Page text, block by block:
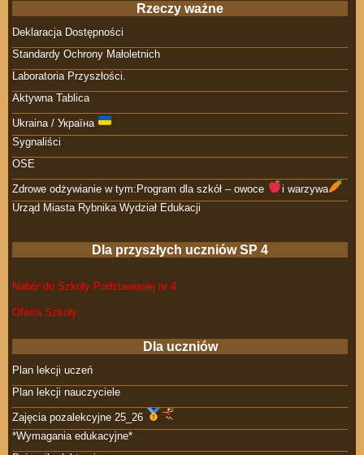
Rzeczy ważne
Deklaracja Dostępności
Standardy Ochrony Małoletnich
Laboratoria Przyszłości.
Aktywna Tablica
Ukraina / Україна
Sygnaliści
OSE
Zdrowe odżywianie w tym:Program dla szkół – owoce
i warzywa
Urząd Miasta Rybnika Wydział Edukacji
Dla przyszłych uczniów SP 4
Nabór do Szkoły Podstawowej nr 4
Oferta Szkoły
Dla uczniów
Plan lekcji uczeń
Plan lekcji nauczyciele
Zajęcia pozalekcyjne 25_26
*Wymagania edukacyjne*